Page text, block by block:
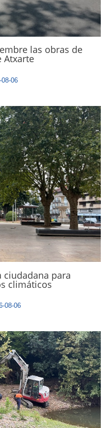
las obras de
Atxarte
08-06
ciudadana para
climáticos
08-06